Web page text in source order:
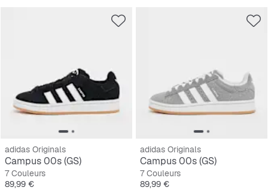
adidas Originals
Campus 00s (GS)
7 Couleurs
Prix
89,99 €
adidas Originals
Campus 00s (GS)
7 Couleurs
Prix
89,99 €